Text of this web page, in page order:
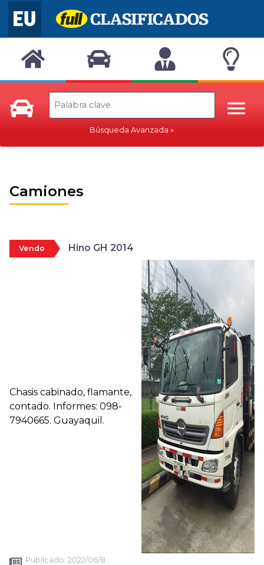
Búsqueda Avanzada
Camiones
Vendo Hino GH 2014
Chasis cabinado, flamante,
contado. Informes: 098-
7940665. Guayaquil.
Publicado: 2022/06/8